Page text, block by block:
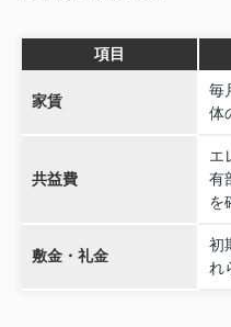
項目
家賃
毎
体
共益費
エ
有
を
敷金・礼金
初
れ